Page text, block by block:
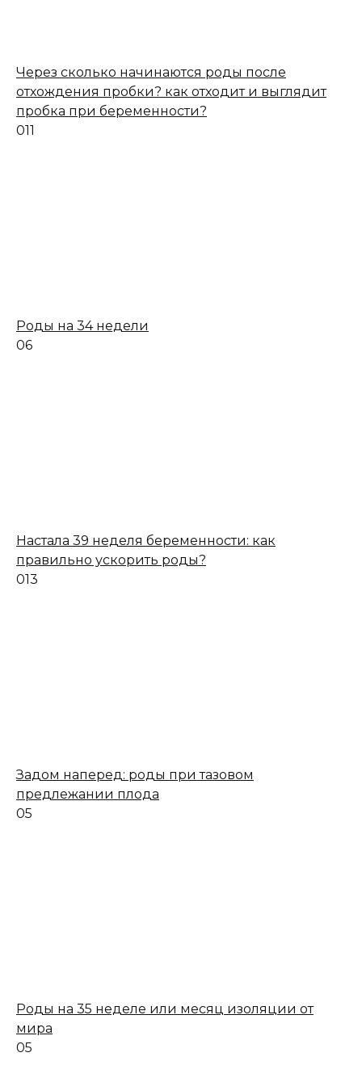
Через сколько начинаются роды после
отхождения пробки? как отходит и выглядит
пробка при беременности?
011
Роды на 34 недели
06
Настала 39 неделя беременности: как
правильно ускорить роды?
013
Задом наперед: роды при тазовом
предлежании плода
05
Роды на 35 неделе или месяц изоляции от
мира
05